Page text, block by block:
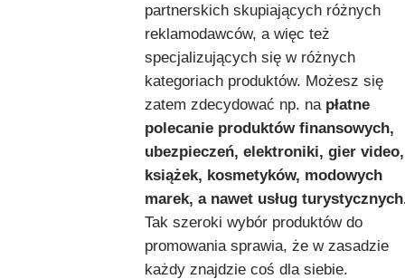
partnerskich skupiających różnych
reklamodawców, a więc też
specjalizujących się w różnych
kategoriach produktów. Możesz się
zatem zdecydować np. na płatne
polecanie produktów finansowych,
ubezpieczeń, elektroniki, gier video,
książek, kosmetyków, modowych
marek, a nawet usług
Tak szeroki wybór produktów do
promowania sprawia, że w zasadzie
każdy znajdzie coś dla siebie.